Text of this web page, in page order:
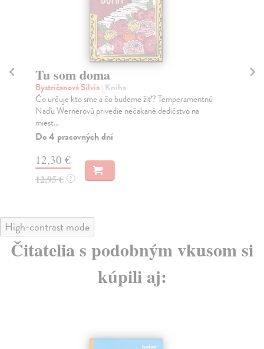
Tu som doma
Bystričanová Silvia| Kniha
Čo určuje kto sme a čo budeme žiť? Temperamentnú
Naďu Wernerovú privedie nečakané dedičstvo na
miest...
Do 4 pracovných dní
12,30 €
12,95 € ?
High-contrast mode
Čitatelia s podobným vkusom si
kúpili aj: